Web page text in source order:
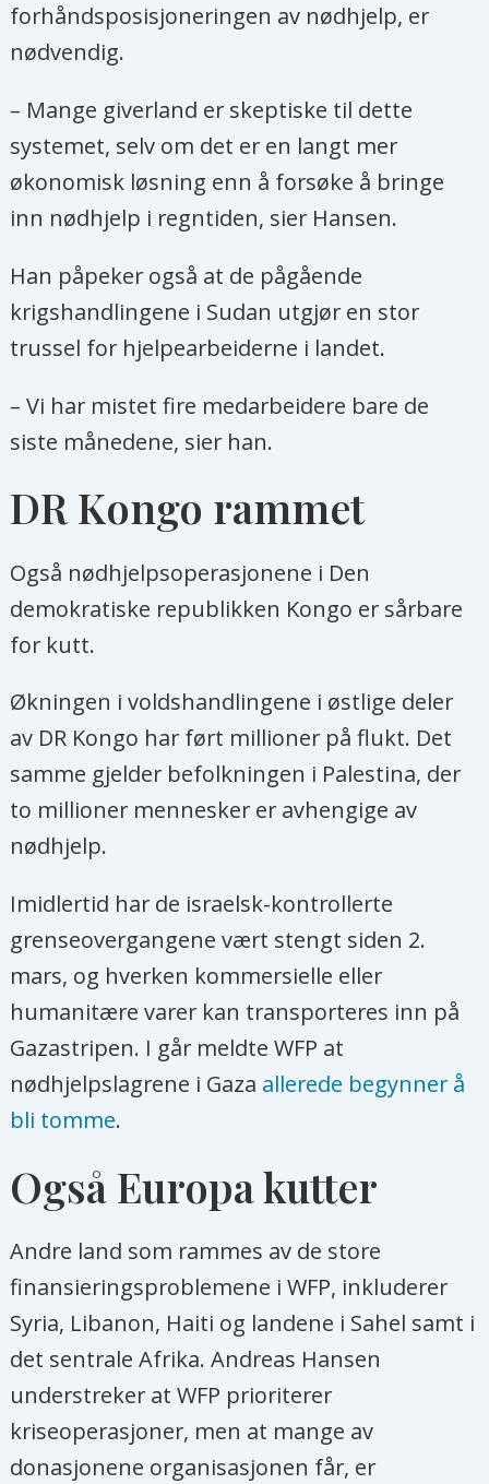
forhåndsposisjoneringen av nødhjelp, er
nødvendig.
– Mange giverland er skeptiske til dette
systemet, selv om det er en langt mer
økonomisk løsning enn å forsøke å bringe
inn nødhjelp i regntiden, sier Hansen.
Han påpeker også at de pågående
krigshandlingene i Sudan utgjør en stor
trussel for hjelpearbeiderne i landet.
– Vi har mistet fire medarbeidere bare de
siste månedene, sier han.
DR Kongo rammet
Også nødhjelpsoperasjonene i Den
demokratiske republikken Kongo er sårbare
for kutt.
Økningen i voldshandlingene i østlige deler
av DR Kongo har ført millioner på flukt. Det
samme gjelder befolkningen i Palestina, der
to millioner mennesker er avhengige av
nødhjelp.
Imidlertid har de israelsk-kontrollerte
grenseovergangene vært stengt siden 2.
mars, og hverken kommersielle eller
humanitære varer kan transporteres inn på
Gazastripen. I går meldte WFP at
nødhjelpslagrene i Gaza allerede begynner å
bli tomme.
Også Europa kutter
Andre land som rammes av de store
finansieringsproblemene i WFP, inkluderer
Syria, Libanon, Haiti og landene i Sahel samt i
det sentrale Afrika. Andreas Hansen
understreker at WFP prioriterer
kriseoperasjoner, men at mange av
donasjonene organisasjonen får, er